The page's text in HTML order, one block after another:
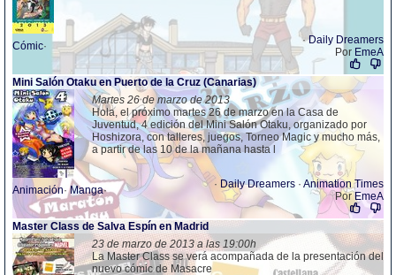
Cómic· ·Daily Dreamers
Por EmeA
Mini Salón Otaku en Puerto de la Cruz (Canarias)
Martes 26 de marzo de 2013
Hola, el próximo martes 26 de marzo en la Casa de
Juventud, 4 edición del Mini Salón Otaku, organizado por
Hoshizora, con talleres, juegos, Torneo Magic y mucho más,
a partir de las 10 de la mañana hasta l
Animación·Manga· · Daily Dreamers · Animation Times
PorEmeA
Master Class de Salva Espín en Madrid
23 de marzo de 2013 a las 19:00h
La Master Class se verá acompañada de la presentación del
nuevo cómic de Masacre